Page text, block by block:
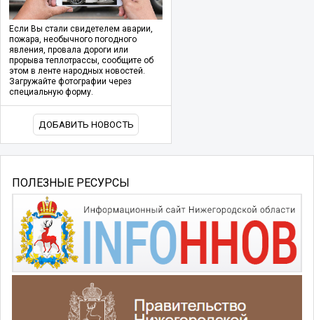
Если Вы стали свидетелем аварии,
пожара, необычного погодного
явления, провала дороги или
прорыва теплотрассы, сообщите об
этом в ленте народных новостей.
Загружайте фотографии через
специальную форму.
ДОБАВИТЬ НОВОСТЬ
ПОЛЕЗНЫЕ РЕСУРСЫ